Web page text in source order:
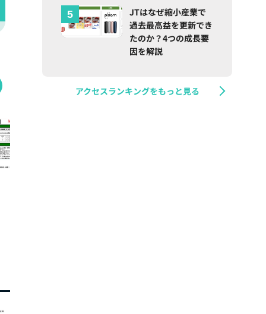
JTはなぜ縮小産業で
過去最高益を更新でき
たのか？4つの成長要
因を解説
アクセスランキングをもっと見る